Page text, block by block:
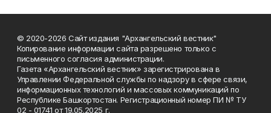
© 2020-2026 Сайт издания "Архангельский вестник"
Копирование информации сайта разрешено только с
письменного согласия администрации.
Газета «Архангельский вестник» зарегистрирована в
Управлении Федеральной службы по надзору в сфере связи,
информационных технологий и массовых коммуникаций по
Республике Башкортостан. Регистрационный номер ПИ № ТУ
02 - 01741 от 19.05.2025 г.